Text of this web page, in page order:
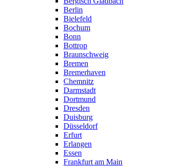
Berlin
Bielefeld
Bochum
Bonn
Bottrop
Braunschweig
Bremen
Bremerhaven
Chemnitz
Darmstadt
Dortmund
Dresden
Duisburg
Düsseldorf
Erfurt
Erlangen
Essen
Frankfurt am Main